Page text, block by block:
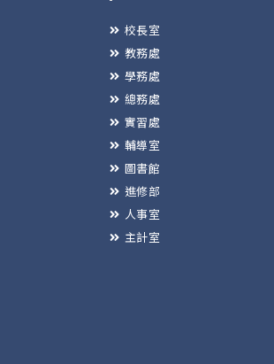
校長室
教務處
學務處
總務處
實習處
輔導室
圖書館
進修部
人事室
主計室